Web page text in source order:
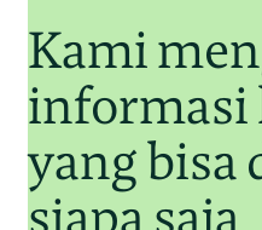
Kami
informasi
yang bisa